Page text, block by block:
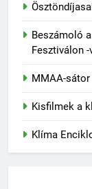
Beszámoló
Fesztiválon
MMAA-
Kisfilmek a
Klíma